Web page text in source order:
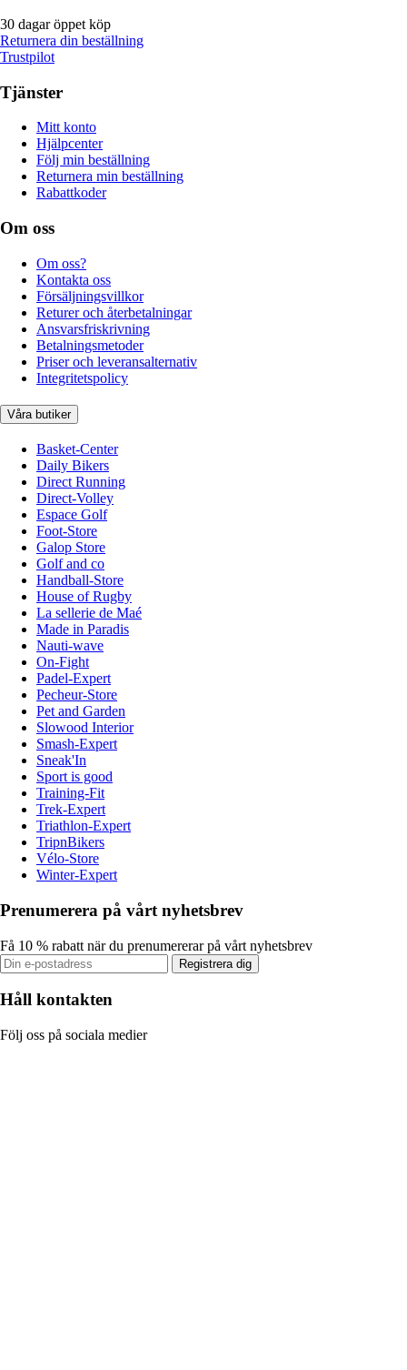
30 dagar öppet köp
Returnera din beställning
Trustpilot
Tjänster
Mitt konto
Hjälpcenter
Följ min beställning
Returnera min beställning
Rabattkoder
Om oss
Om oss?
Kontakta oss
Försäljningsvillkor
Returer och återbetalningar
Ansvarsfriskrivning
Betalningsmetoder
Priser och leveransalternativ
Integritetspolicy
Våra butiker
Basket-Center
Daily Bikers
Direct Running
Direct-Volley
Espace Golf
Foot-Store
Galop Store
Golf and co
Handball-Store
House of Rugby
La sellerie de Maé
Made in Paradis
Nauti-wave
On-Fight
Padel-Expert
Pecheur-Store
Pet and Garden
Slowood Interior
Smash-Expert
Sneak'In
Sport is good
Training-Fit
Trek-Expert
Triathlon-Expert
TripnBikers
Vélo-Store
Winter-Expert
Prenumerera på vårt nyhetsbrev
Få 10 % rabatt när du prenumererar på vårt nyhetsbrev
Registrera dig
Håll kontakten
Följ oss på sociala medier